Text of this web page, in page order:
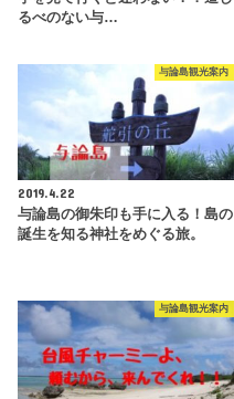
るべのない与…
与論島観光案内
2019.4.22
与論島の御朱印も手に入る！島の
誕生を知る神社をめぐる旅。
与論島観光案内